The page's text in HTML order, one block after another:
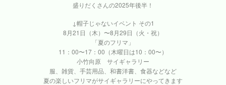
盛りだくさんの2025年後半！
↓帽子じゃないイベント その1
8月21日（木）〜8月29日（火・祝）
「夏のフリマ」
11：00〜17：00（木曜日は10：00〜）
小竹向原 サイギャラリー
服、雑貨、手芸用品、和書洋書、食器などなど
夏の楽しいフリマがサイギャラリーにやってきます